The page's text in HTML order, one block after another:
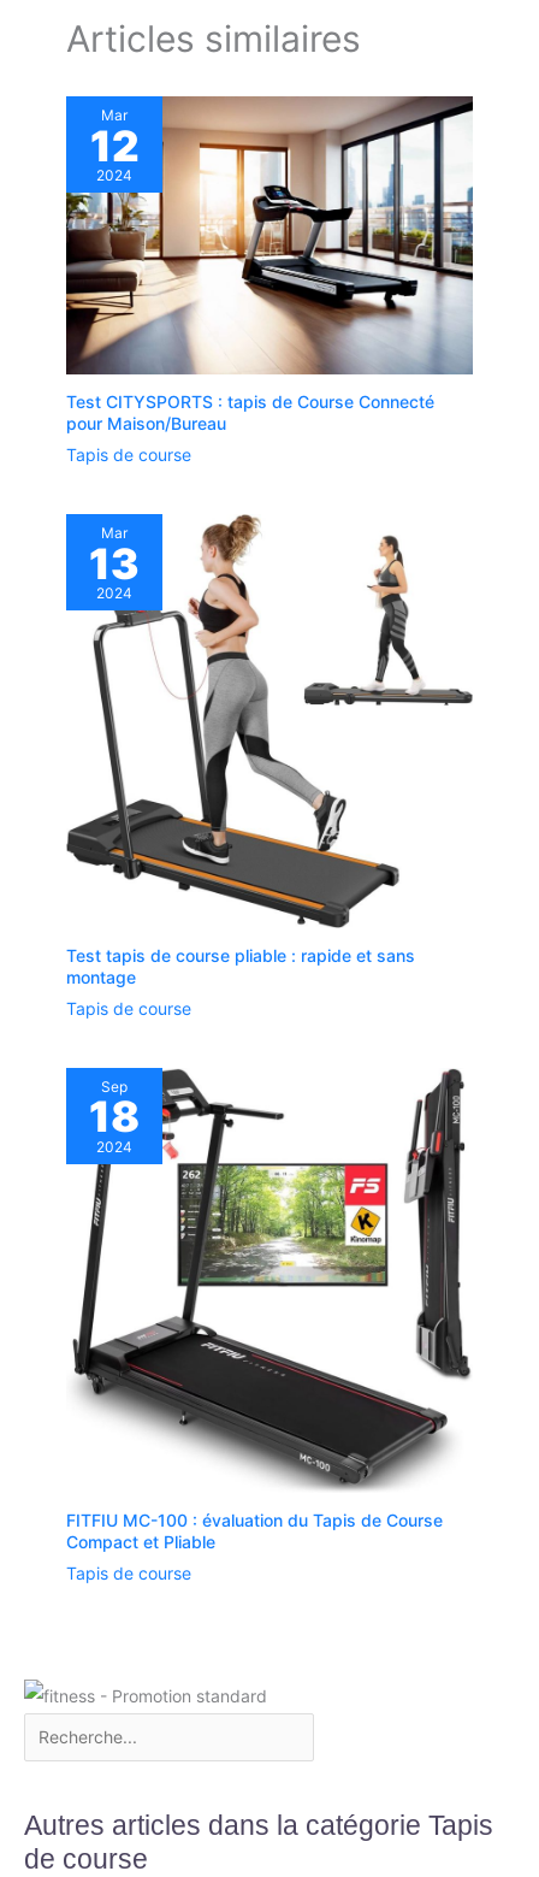
Articles similaires
Mar
12
2024
Test CITYSPORTS : tapis de Course Connecté
pour Maison/Bureau
Tapis de course
Mar
13
2024
Test tapis de course pliable : rapide et sans
montage
Tapis de course
Sep
18
2024
FITFIU MC-100 : évaluation du Tapis de Course
Compact et Pliable
Tapis de course
Autres articles dans la catégorie Tapis
de course